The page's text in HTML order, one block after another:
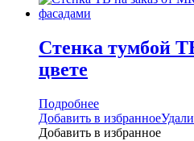
Стенка тумбой
цвете
Подробнее
Добавить в избранное
Добавить в избранное